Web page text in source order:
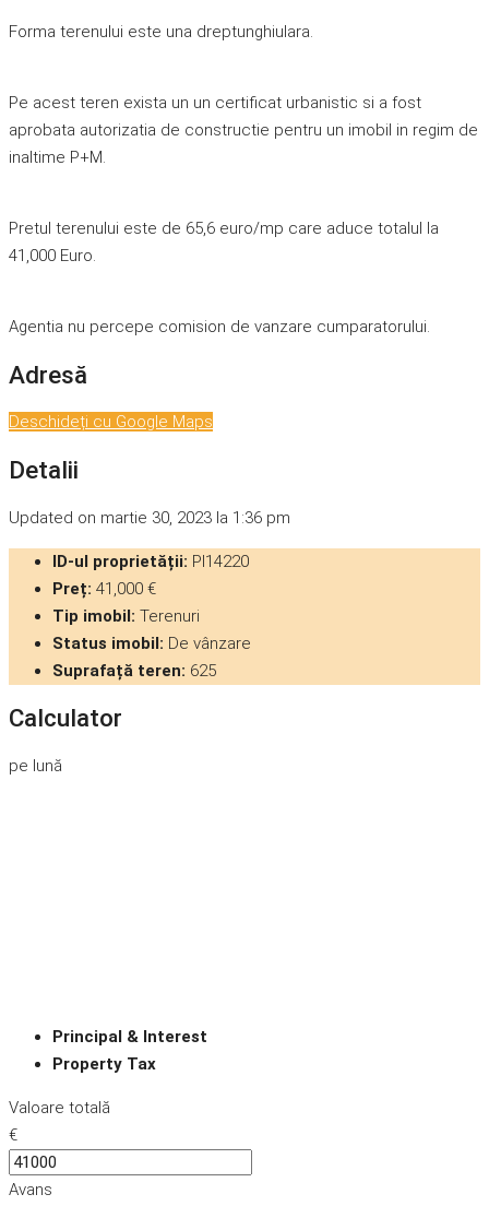
Forma terenului este una dreptunghiulara.
Pe acest teren exista un un certificat urbanistic si a fost
aprobata autorizatia de constructie pentru un imobil in regim de
inaltime P+M.
Pretul terenului este de 65,6 euro/mp care aduce totalul la
41,000 Euro.
Agentia nu percepe comision de vanzare cumparatorului.
Adresă
Deschideți cu Google Maps
Detalii
Updated on martie 30, 2023 la 1:36 pm
ID-ul proprietății: PI14220
Preț: 41,000 €
Tip imobil: Terenuri
Status imobil: De vânzare
Suprafață teren: 625
Calculator
pe lună
Principal & Interest
Property Tax
Valoare totală
€
Avans